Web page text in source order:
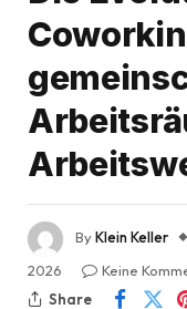
ByKlein Keller
2026
Keine
Share